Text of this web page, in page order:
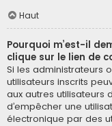
Haut
Pourquoi m’est-il
clique sur le lien de
Si les administrateurs
utilisateurs inscrits
aux autres utilisateurs
d’empêcher une
électronique par des